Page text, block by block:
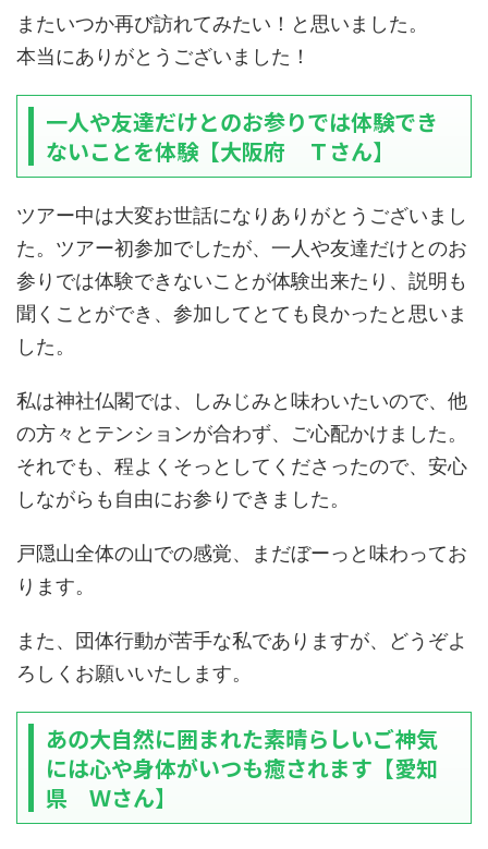
またいつか再び訪れてみたい！と思いました。
本当にありがとうございました！
一人や友達だけとのお参りでは体験でき
ないことを体験【大阪府 Ｔさん】
ツアー中は大変お世話になりありがとうございまし
た。ツアー初参加でしたが、一人や友達だけとのお
参りでは体験できないことが体験出来たり、説明も
聞くことができ、参加してとても良かったと思いま
した。
私は神社仏閣では、しみじみと味わいたいので、他
の方々とテンションが合わず、ご心配かけました。
それでも、程よくそっとしてくださったので、安心
しながらも自由にお参りできました。
戸隠山全体の山での感覚、まだぼーっと味わってお
ります。
また、団体行動が苦手な私でありますが、どうぞよ
ろしくお願いいたします。
あの大自然に囲まれた素晴らしいご神気
には心や身体がいつも癒されます【愛知
県 Ｗさん】